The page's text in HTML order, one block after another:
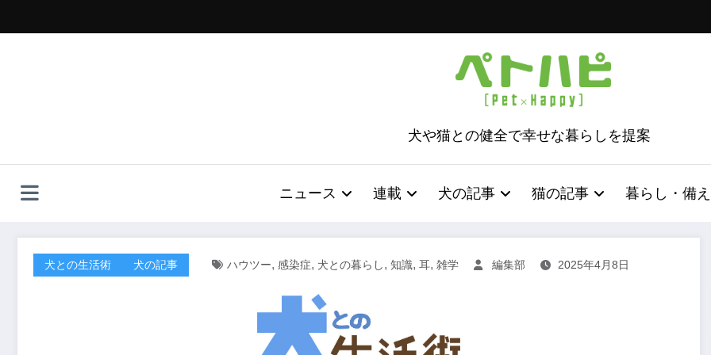
ッ
犬や猫との健全で幸せな暮らしを提案
ニュース 連載 犬の記事 猫の記事 暮らし・備え
犬との生活術 犬の記事 ハウツー, 感染症, 犬との暮らし, 知識, 耳, 雑学 編集部 2025年4月8日